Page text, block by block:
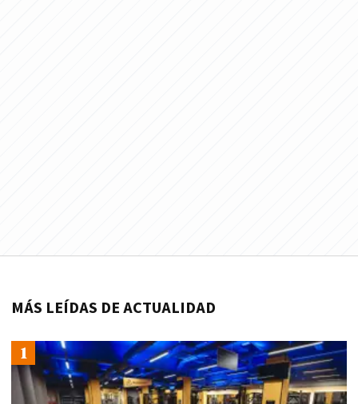
MÁS LEÍDAS DE ACTUALIDAD